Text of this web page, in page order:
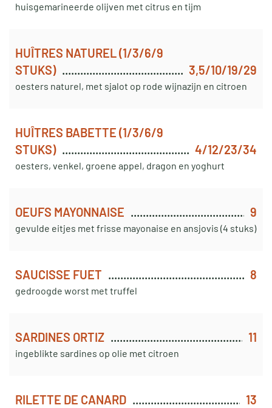
huisgemarineerde olijven met citrus en tijm
HUÎTRES NATUREL (1/3/6/9
STUKS)
3,5/10/19/29
oesters naturel, met sjalot op rode wijnazijn en citroen
HUÎTRES BABETTE (1/3/6/9
STUKS)
4/12/23/34
oesters, venkel, groene appel, dragon en yoghurt
OEUFS MAYONNAISE 9
gevulde eitjes met frisse mayonaise en ansjovis (4 stuks)
SAUCISSE FUET 8
gedroogde worst met truffel
SARDINES ORTIZ 11
ingeblikte sardines op olie met citroen
RILETTE DE CANARD 13